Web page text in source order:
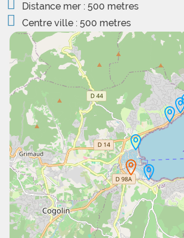
Distance mer : 500 metres
Centre ville : 500 metres